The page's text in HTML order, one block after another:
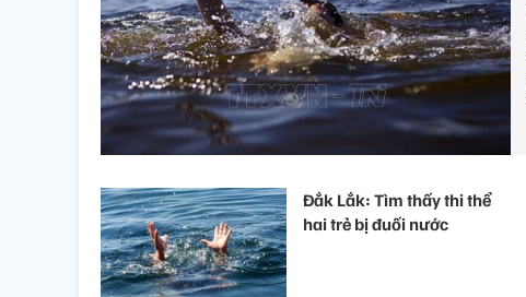
Đắk Lắk: Tìm thấy thi thể
hai trẻ bị đuối nước